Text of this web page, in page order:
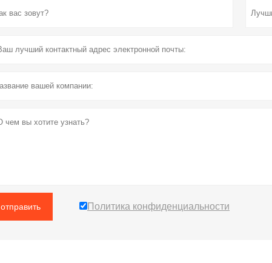
отправить Политика конфиденциальности